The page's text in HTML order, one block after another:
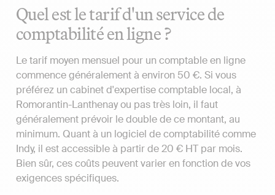
Quel est le tarif d'un service de
comptabilité en ligne ?
Le tarif moyen mensuel pour un comptable en ligne
commence généralement à environ 50 €. Si vous
préférez un cabinet d'expertise comptable local, à
Romorantin-Lanthenay ou pas très loin, il faut
généralement prévoir le double de ce montant, au
minimum. Quant à un logiciel de comptabilité comme
Indy, il est accessible à partir de 20 € HT par mois.
Bien sûr, ces coûts peuvent varier en fonction de vos
exigences spécifiques.